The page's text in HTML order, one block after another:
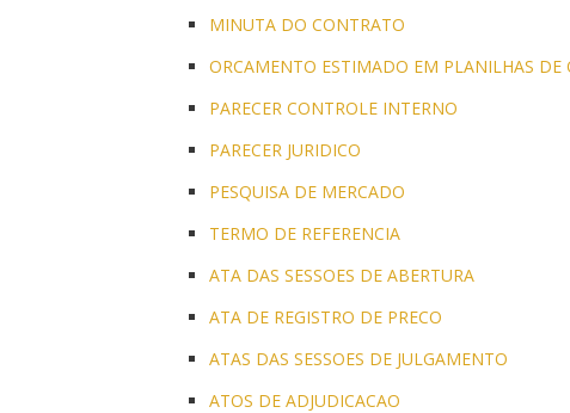
MINUTA DO CONTRATO
ORCAMENTO ESTIMADO EM PLANILHAS DE
PARECER CONTROLE INTERNO
PARECER JURIDICO
PESQUISA DE MERCADO
TERMO DE REFERENCIA
ATA DAS SESSOES DE ABERTURA
ATA DE REGISTRO DE PRECO
ATAS DAS SESSOES DE JULGAMENTO
ATOS DE ADJUDICACAO